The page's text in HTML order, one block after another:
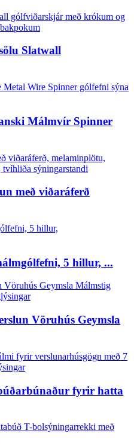
Slatwall
Málmvír Spinner
með viðaráferð
5 hillur, ...
Vöruhús Geymsla
fyrir hatta